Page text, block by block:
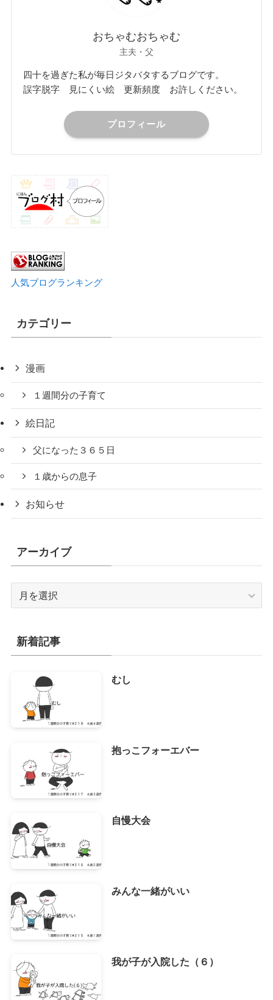
おちゃむおちゃむ
主夫・父
四十を過ぎた私が毎日ジタバタするブログです。
誤字脱字 見にくい絵 更新頻度 お許しください。
プロフィール
人気ブログランキング
カテゴリー
漫画
１週間分の子育て
絵日記
父になった３６５日
１歳からの息子
お知らせ
アーカイブ
イ
ブ
新着記事
むし
抱っこフォーエバー
自慢大会
みんな一緒がいい
我が子が入院した（６）